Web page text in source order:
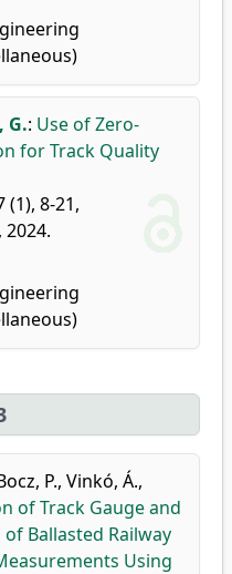
G.: Use of Zero-
for Track Quality
(1), 8-21,
P., Vinkó, Á.,
of Track Gauge and
Ballasted Railway
Using